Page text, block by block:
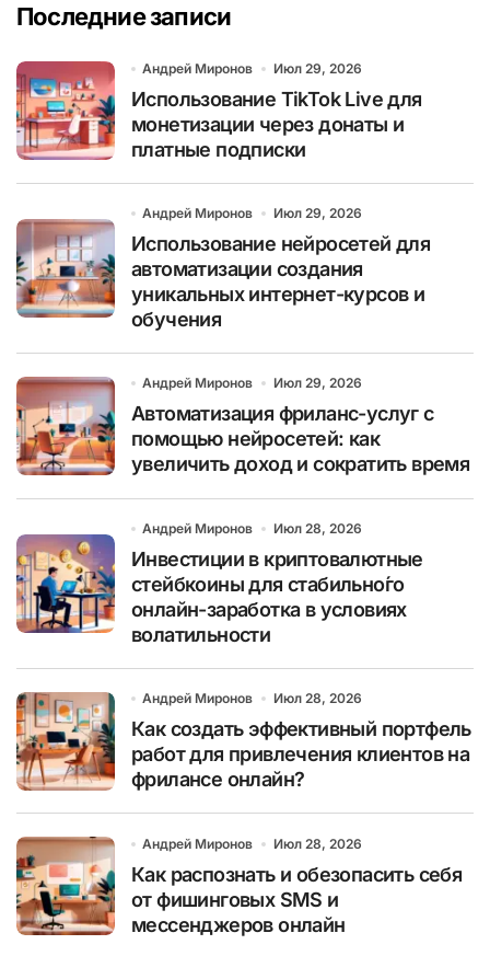
Последние записи
Андрей Миронов Июл 29, 2026
Использование TikTok Live для
монетизации через донаты и
платные подписки
Андрей Миронов Июл 29, 2026
Использование нейросетей для
автоматизации создания
уникальных интернет-курсов и
обучения
Андрей Миронов Июл 29, 2026
Автоматизация фриланс-услуг с
помощью нейросетей: как
увеличить доход и сократить время
Андрей Миронов Июл 28, 2026
Инвестиции в криптовалютные
стейбкоины для стабильно́го
онлайн-заработка в условиях
волатильности
Андрей Миронов Июл 28, 2026
Как создать эффективный портфель
работ для привлечения клиентов на
фрилансе онлайн?
Андрей Миронов Июл 28, 2026
Как распознать и обезопасить себя
от фишинговых SMS и
мессенджеров онлайн